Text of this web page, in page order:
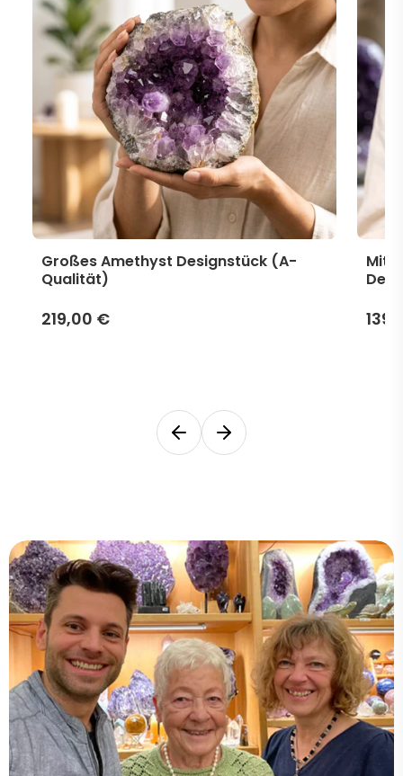
Großes Amethyst Designstück (A-
Qualität)
219,00 €